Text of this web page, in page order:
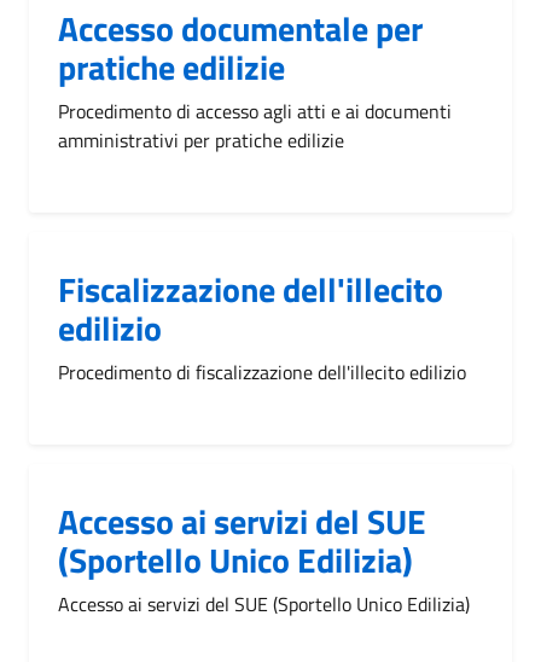
Accesso documentale per
pratiche edilizie
Procedimento di accesso agli atti e ai documenti
amministrativi per pratiche edilizie
Fiscalizzazione dell'illecito
edilizio
Procedimento di fiscalizzazione dell'illecito edilizio
Accesso ai servizi del SUE
(Sportello Unico Edilizia)
Accesso ai servizi del SUE (Sportello Unico Edilizia)